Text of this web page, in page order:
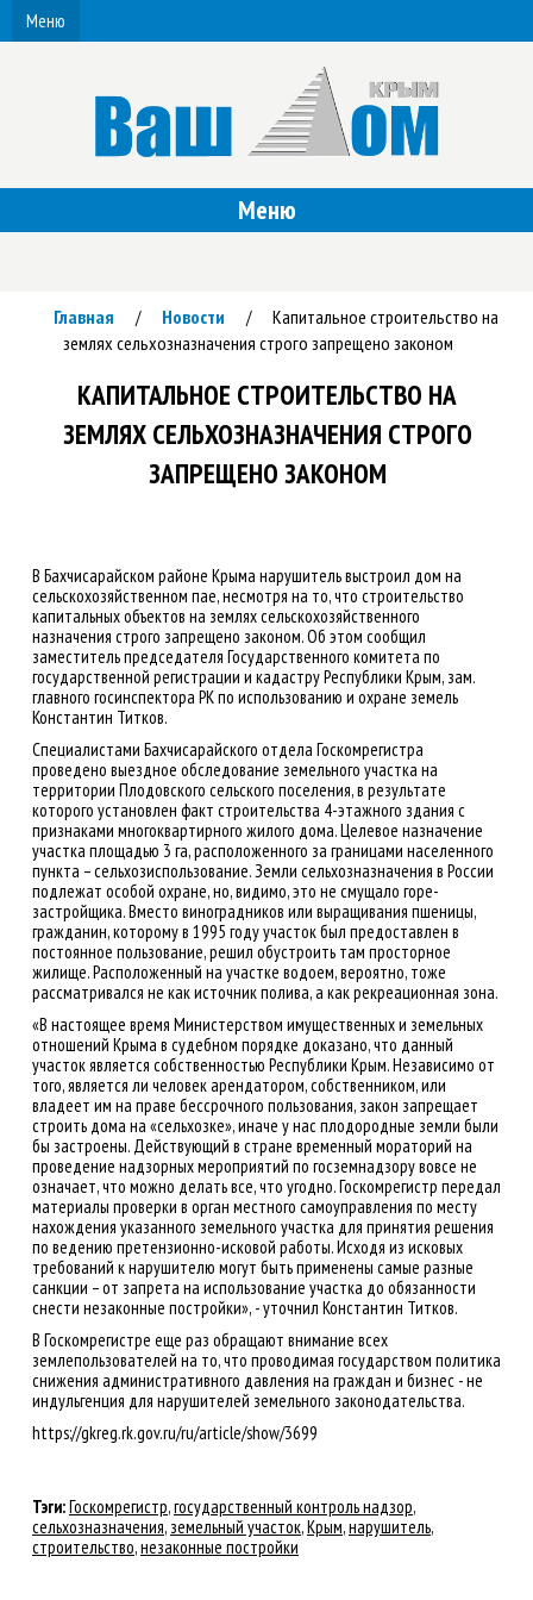
Меню
Меню
Главная / Новости /
Капитальное строительство на
землях сельхозназначения строго запрещено законом
КАПИТАЛЬНОЕ СТРОИТЕЛЬСТВО НА
ЗЕМЛЯХ СЕЛЬХОЗНАЗНАЧЕНИЯ СТРОГО
ЗАПРЕЩЕНО ЗАКОНОМ
В Бахчисарайском районе Крыма нарушитель выстроил дом на
сельскохозяйственном пае, несмотря на то, что строительство
капитальных объектов на землях сельскохозяйственного
назначения строго запрещено законом. Об этом сообщил
заместитель председателя Государственного комитета по
государственной регистрации и кадастру Республики Крым, зам.
главного госинспектора РК по использованию и охране земель
Константин Титков.
Специалистами Бахчисарайского отдела Госкомрегистра
проведено выездное обследование земельного участка на
территории Плодовского сельского поселения, в результате
которого установлен факт строительства 4-этажного здания с
признаками многоквартирного жилого дома. Целевое назначение
участка площадью 3 га, расположенного за границами населенного
пункта – сельхозиспользование. Земли сельхозназначения в России
подлежат особой охране, но, видимо, это не смущало горе-
застройщика. Вместо виноградников или выращивания пшеницы,
гражданин, которому в 1995 году участок был предоставлен в
постоянное пользование, решил обустроить там просторное
жилище. Расположенный на участке водоем, вероятно, тоже
рассматривался не как источник полива, а как рекреационная зона.
«В настоящее время Министерством имущественных и земельных
отношений Крыма в судебном порядке доказано, что данный
участок является собственностью Республики Крым. Независимо от
того, является ли человек арендатором, собственником, или
владеет им на праве бессрочного пользования, закон запрещает
строить дома на «сельхозке», иначе у нас плодородные земли были
бы застроены. Действующий в стране временный мораторий на
проведение надзорных мероприятий по госземнадзору вовсе не
означает, что можно делать все, что угодно. Госкомрегистр передал
материалы проверки в орган местного самоуправления по месту
нахождения указанного земельного участка для принятия решения
по ведению претензионно-исковой работы. Исходя из исковых
требований к нарушителю могут быть применены самые разные
санкции – от запрета на использование участка до обязанности
снести незаконные постройки», - уточнил Константин Титков.
В Госкомрегистре еще раз обращают внимание всех
землепользователей на то, что проводимая государством политика
снижения административного давления на граждан и бизнес - не
индульгенция для нарушителей земельного законодательства.
https://gkreg.rk.gov.ru/ru/article/show/3699
Тэги:Госкомрегистр,государственный контроль надзор,
сельхозназначения, земельный участок,Крым,нарушитель,
строительство,незаконные постройки